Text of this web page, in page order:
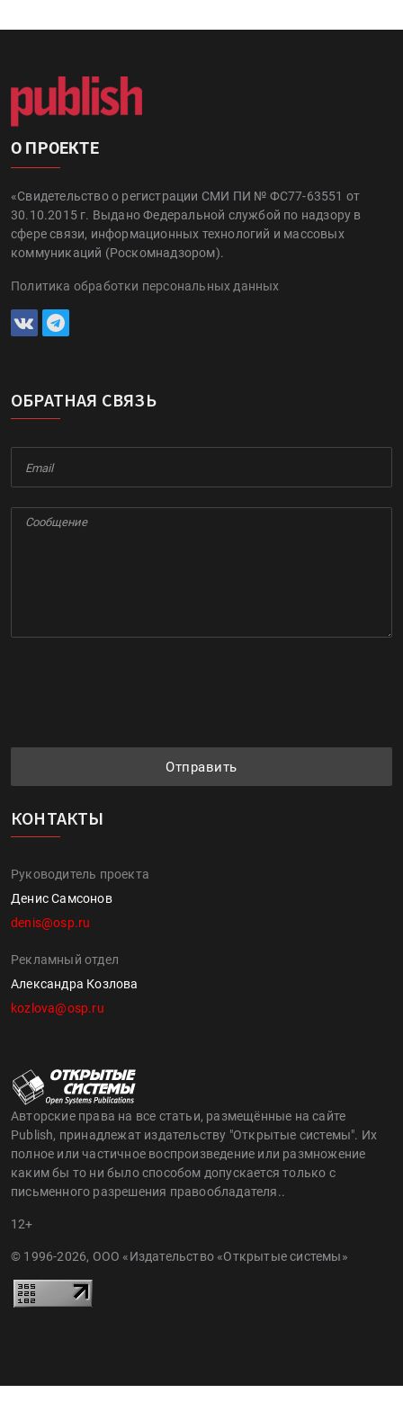
О ПРОЕКТЕ
«Свидетельство о регистрации СМИ ПИ № ФС77-63551 от
30.10.2015 г. Выдано Федеральной службой по надзору в
сфере связи, информационных технологий и массовых
коммуникаций (Роскомнадзором).
Политика обработки персональных данных
ОБРАТНАЯ СВЯЗЬ
Отправить
КОНТАКТЫ
Руководитель проекта
Денис Самсонов
denis@osp.ru
Рекламный отдел
Александра Козлова
kozlova@osp.ru
Авторские права на все статьи, размещённые на сайте
Publish, принадлежат издательству "Открытые системы". Их
полное или частичное воспроизведение или размножение
каким бы то ни было способом допускается только с
письменного разрешения правообладателя..
12+
© 1996-2026, ООО «Издательство «Открытые системы»